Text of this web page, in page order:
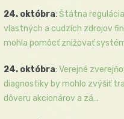
24. októbra: Štátna
vlastných a cudzích zdrojov
mohla pomôcť znižovať
24. októbra: Verejné
diagnostiky by mohlo zvýšiť
dôveru akcionárov a zá...